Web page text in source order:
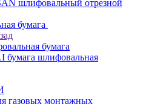
шлифовальный отрезной
бумага
бумага
бумага шлифовальная
газовых монтажных